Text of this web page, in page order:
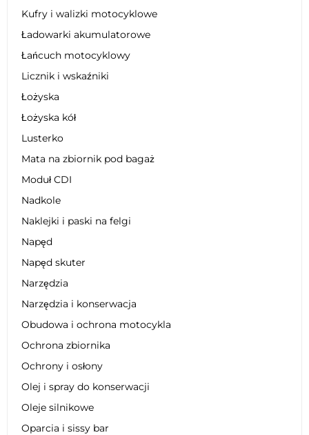
Kufry i walizki motocyklowe
Ładowarki akumulatorowe
Łańcuch motocyklowy
Licznik i wskaźniki
Łożyska
Łożyska kół
Lusterko
Mata na zbiornik pod bagaż
Moduł CDI
Nadkole
Naklejki i paski na felgi
Napęd
Napęd skuter
Narzędzia
Narzędzia i konserwacja
Obudowa i ochrona motocykla
Ochrona zbiornika
Ochrony i osłony
Olej i spray do konserwacji
Oleje silnikowe
Oparcia i sissy bar